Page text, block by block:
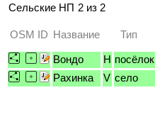
Сельские НП 2 из 2
OSM ID Название Тип
Вондо H посёлок
Рахинка
V село